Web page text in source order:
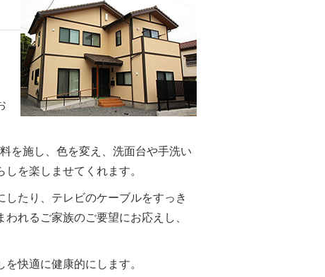
を施し、色を変え、洗面台や手洗い
を楽しませてくれます。
たり、テレビのケーブルをすっき
れるご家族のご要望にお応えし、
快適に健康的にします。